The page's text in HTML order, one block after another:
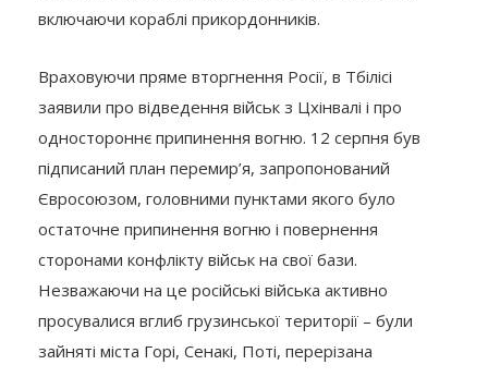
включаючи кораблі прикордонників.
Враховуючи пряме вторгнення Росії, в Тбілісі
заявили про відведення військ з Цхінвалі і про
одностороннє припинення вогню. 12 серпня був
підписаний план перемир’я, запропонований
Євросоюзом, головними пунктами якого було
остаточне припинення вогню і повернення
сторонами конфлікту військ на свої бази.
Незважаючи на це російські війська активно
просувалися вглиб грузинської території – були
зайняті міста Горі, Сенакі, Поті, перерізана